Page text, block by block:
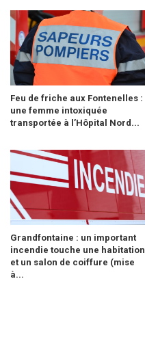
Feu de friche aux Fontenelles :
une femme intoxiquée
transportée à l’Hôpital Nord...
Grandfontaine : un important
incendie touche une habitation
et un salon de coiffure (mise
à...